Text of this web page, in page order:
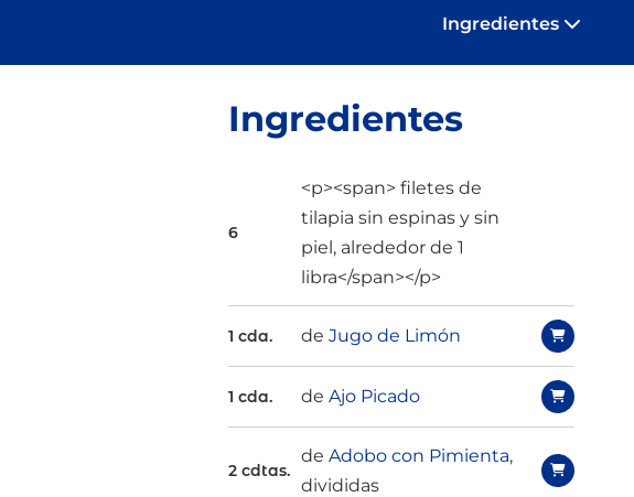
Ingredientes
Ingredientes
6
<p><span> filetes de
tilapia sin espinas y sin
piel, alrededor de 1
libra</span></p>
1 cda. deJugo de Limón
1 cda. deAjo Picado
2 cdtas.
deAdobo con Pimienta,
divididas